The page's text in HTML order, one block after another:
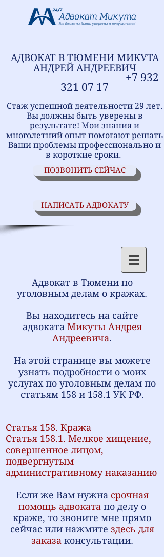
АДВОКАТ В ТЮМЕНИ МИКУТА
АНДРЕЙ АНДРЕЕВИЧ
+7 932
321 07 17
Стаж успешной деятельности 29 лет.
Вы должны быть уверены в
результате! Мои знания и
многолетний опыт помогают решать
Ваши проблемы профессионально и
в короткие сроки.
ПОЗВОНИТЬ СЕЙЧАС
НАПИСАТЬ АДВОКАТУ
Адвокат в Тюмени по
уголовным делам о кражах.
⁠Вы находитесь на сайте
адвоката Микуты Андрея
Андреевича.
На этой странице вы можете
узнать подробности о моих
услугах по уголовным делам по
статьям 158 и 158.1 УК РФ.
Статья 158. Кража
Статья 158.1. Мелкое хищение,
совершенное лицом,
подвергнутым
административному наказанию
Если же Вам нужна срочная
помощь адвоката по делу о
краже, то звоните мне прямо
сейчас или нажмите здесь для
заказа консультации.